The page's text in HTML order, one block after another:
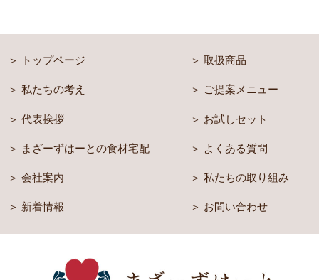
トップページ
私たちの考え
代表挨拶
まざーずはーとの食材宅配
取扱商品
ご提案メニュー
お試しセット
よくある質問
会社案内 私たちの取り組み
新着情報 お問い合わせ